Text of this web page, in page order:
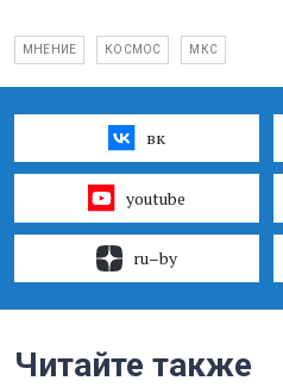
МНЕНИЕ КОСМОС МКС
вк
youtube
ru–by
Читайте также